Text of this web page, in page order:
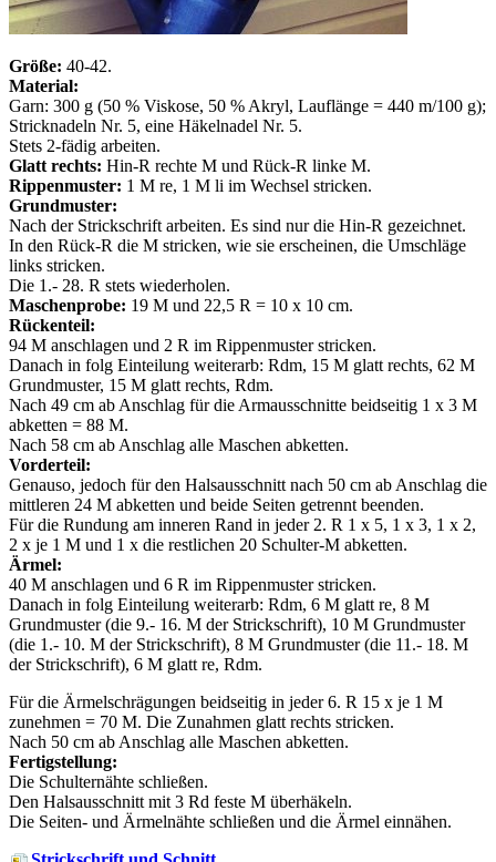
Größe: 40-42.
Material:
Garn: 300 g (50 % Viskose, 50 % Akryl, Lauflänge = 440 m/100 g);
Stricknadeln Nr. 5, eine Häkelnadel Nr. 5.
Stets 2-fädig arbeiten.
Glatt rechts: Hin-R rechte M und Rück-R linke M.
Rippenmuster: 1 M re, 1 M li im Wechsel stricken.
Grundmuster:
Nach der Strickschrift arbeiten. Es sind nur die Hin-R gezeichnet.
In den Rück-R die M stricken, wie sie erscheinen, die Umschläge
links stricken.
Die 1.- 28. R stets wiederholen.
Maschenprobe: 19 M und 22,5 R = 10 x 10 cm.
Rückenteil:
94 M anschlagen und 2 R im Rippenmuster stricken.
Danach in folg Einteilung weiterarb: Rdm, 15 M glatt rechts, 62 M
Grundmuster, 15 M glatt rechts, Rdm.
Nach 49 cm ab Anschlag für die Armausschnitte beidseitig 1 x 3 M
abketten = 88 M.
Nach 58 cm ab Anschlag alle Maschen abketten.
Vorderteil:
Genauso, jedoch für den Halsausschnitt nach 50 cm ab Anschlag die
mittleren 24 M abketten und beide Seiten getrennt beenden.
Für die Rundung am inneren Rand in jeder 2. R 1 х 5, 1 х 3, 1 х 2,
2 х je 1 M und 1 х die restlichen 20 Schulter-M abketten.
Ärmel:
40 M anschlagen und 6 R im Rippenmuster stricken.
Danach in folg Einteilung weiterarb: Rdm, 6 M glatt re, 8 M
Grundmuster (die 9.- 16. M der Strickschrift), 10 M Grundmuster
(die 1.- 10. M der Strickschrift), 8 M Grundmuster (die 11.- 18. M
der Strickschrift), 6 M glatt re, Rdm.
Für die Ärmelschrägungen beidseitig in jeder 6. R 15 x je 1 M
zunehmen = 70 M. Die Zunahmen glatt rechts stricken.
Nach 50 cm ab Anschlag alle Maschen abketten.
Fertigstellung:
Die Schulternähte schließen.
Den Halsausschnitt mit 3 Rd feste M überhäkeln.
Die Seiten- und Ärmelnähte schließen und die Ärmel einnähen.